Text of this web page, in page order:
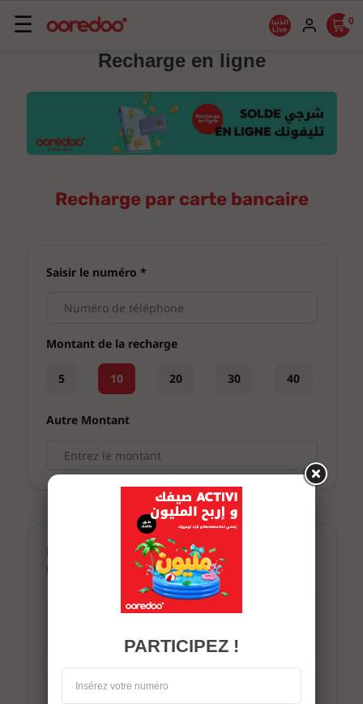
Basculer
navigation
☰ 0
Recharge en ligne
PARTICIPEZ !